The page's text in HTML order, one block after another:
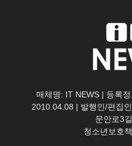
매체명: IT NEWS | 등록
2010.04.08 | 발행인/편집
문안로3
청소년보호